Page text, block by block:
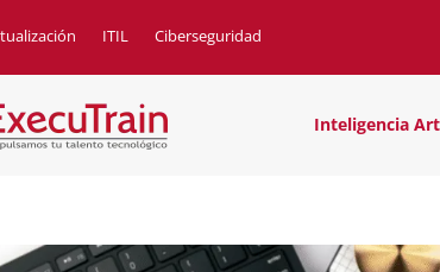
ITIL Ciberseguridad
Inteligencia